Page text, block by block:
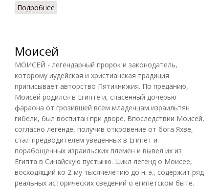
Подробнее
Моисей
МОИСЕЙ - легендарный пророк и законодатель,
которому иудейская и христианская традиция
приписывает авторство Пятикнижия. По преданию,
Моисей родился в Египте и, спасенный дочерью
фараона от грозившей всем младенцам израильтян
гибели, был воспитан при дворе. Впоследствии Моисей,
согласно легенде, получив откровение от бога Яхве,
стал предводителем уведенных в Египет и
порабощенных израильских племен и вывел их из
Египта в Синайскую пустыню. Цикл легенд о Моисее,
восходящий ко 2-му тысячелетию до н. э., содержит ряд
реальных исторических сведений о египетском быте.